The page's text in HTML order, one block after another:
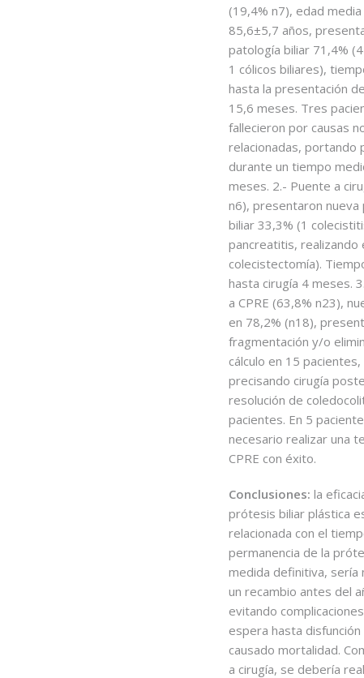
(19,4% n7), edad
85,6±5,7 años,
patología biliar 71,4%
1 cólicos biliares),
hasta la presentación
15,6 meses. Tres
fallecieron por causas
relacionadas, portando
durante un tiempo
meses. 2.- Puente a
n6), presentaron nueva
biliar 33,3% (1
pancreatitis, realizando
colecistectomía).
hasta cirugía 4 meses.
a CPRE (63,8% n23),
en 78,2% (n18),
fragmentación y/o
cálculo en 15 pacientes,
precisando cirugía
resolución de
pacientes. En 5
necesario realizar una
CPRE con éxito.
Conclusiones: la
prótesis biliar plástica
relacionada con el
permanencia de la
medida definitiva, sería
un recambio antes del
evitando
espera hasta disfunción
causado mortalidad.
a cirugía, se debería